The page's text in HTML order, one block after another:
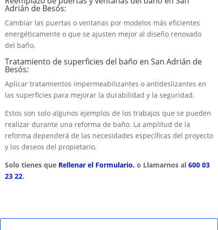
Adrián de Besós:
Cambiar las puertas o ventanas por modelos más eficientes
energéticamente o que se ajusten mejor al diseño renovado
del baño.
Tratamiento de superficies del baño en San Adrián de
Besós:
Aplicar tratamientos impermeabilizantes o antideslizantes en
las superficies para mejorar la durabilidad y la seguridad.
Estos son solo algunos ejemplos de los trabajos que se pueden
realizar durante una reforma de baño. La amplitud de la
reforma dependerá de las necesidades específicas del proyecto
y los deseos del propietario.
Solo tienes que Rellenar el Formulario. o Llamarnos al 600 03
23 22.